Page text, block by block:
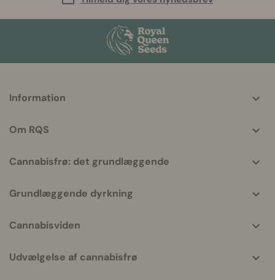
helpful
Information
Om RQS
Cannabisfrø: det grundlæggende
Grundlæggende dyrkning
Cannabisviden
Udvælgelse af cannabisfrø